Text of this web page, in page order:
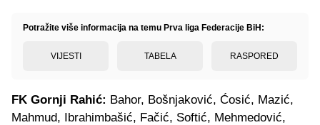
Potražite više informacija na temu Prva liga Federacije BiH:
VIJESTI TABELA RASPORED
FK Gornji Rahić: Bahor, Bošnjaković, Ćosić, Mazić,
Mahmud, Ibrahimbašić, Fačić, Softić, Mehmedović,